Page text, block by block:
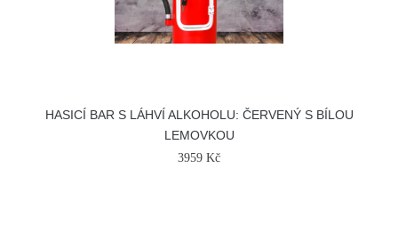
HASICÍ BAR S LÁHVÍ ALKOHOLU: ČERVENÝ S BÍLOU
LEMOVKOU
3959 Kč